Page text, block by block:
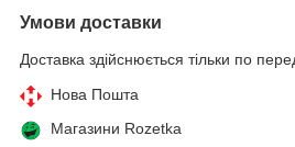
Умови доставки
Доставка здійснюється тільки по
Нова Пошта
Магазини Rozetka